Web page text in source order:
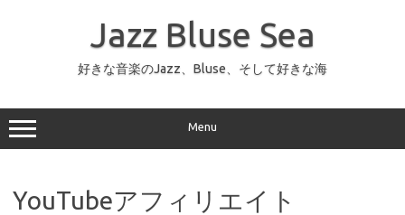
ッ
プ
Jazz Bluse Sea
好きな音楽のJazz、Bluse、そして好きな海
Menu
YouTubeアフィリエイト